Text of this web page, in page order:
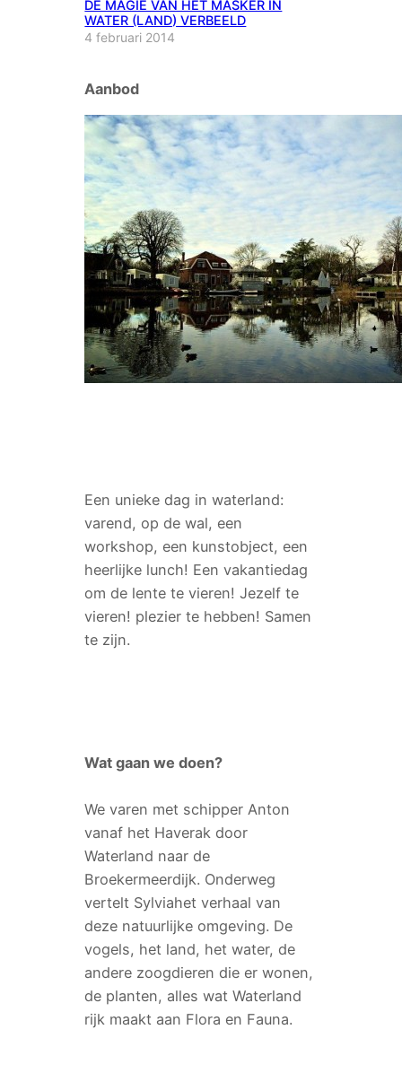
DE MAGIE VAN HET MASKER IN
WATER (LAND) VERBEELD
4 februari 2014
Aanbod
Een unieke dag in waterland:
varend, op de wal, een
workshop, een kunstobject, een
heerlijke lunch! Een vakantiedag
om de lente te vieren! Jezelf te
vieren! plezier te hebben! Samen
te zijn.
Wat gaan we doen?
We varen met schipper Anton
vanaf het Haverak door
Waterland naar de
Broekermeerdijk. Onderweg
vertelt Sylviahet verhaal van
deze natuurlijke omgeving. De
vogels, het land, het water, de
andere zoogdieren die er wonen,
de planten, alles wat Waterland
rijk maakt aan Flora en Fauna.